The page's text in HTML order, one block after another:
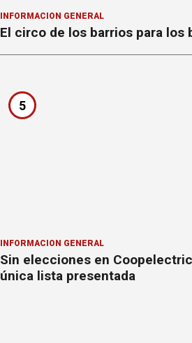
INFORMACION GENERAL
El circo de los barrios para los
5
INFORMACION GENERAL
Sin elecciones en
única lista presentada